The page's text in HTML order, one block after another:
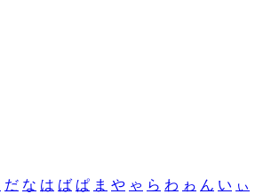
だ な は ば ぱ ま や ゃ ら わ ゎ ん い ぃ